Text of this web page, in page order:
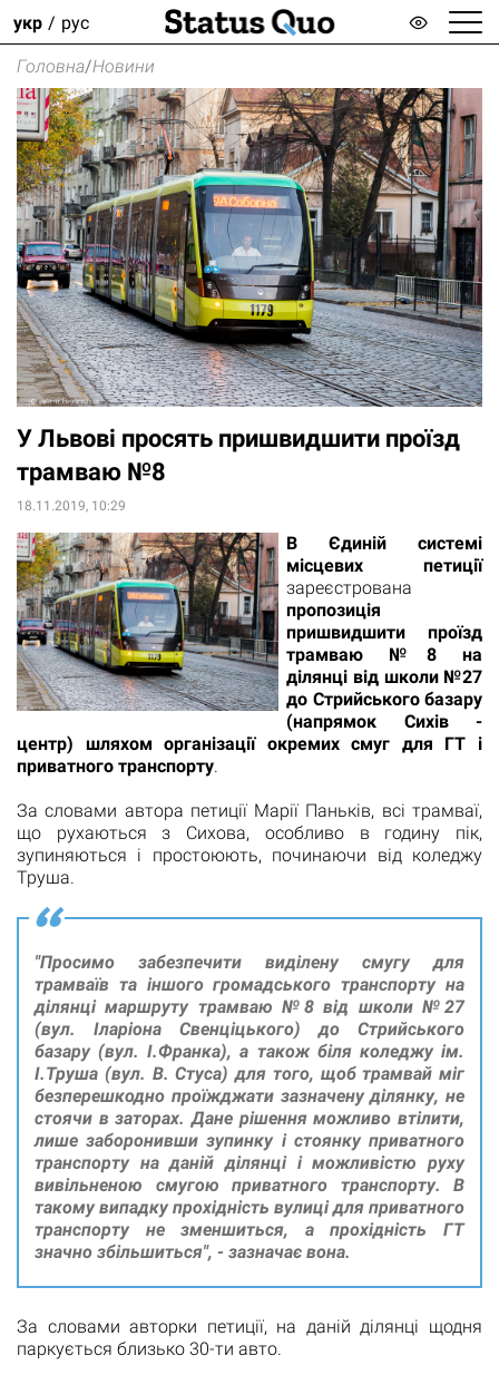
укр рус
Головна/Новини
У Львові просять пришвидшити проїзд
трамваю №8
18.11.2019, 10:29
В Єдиній системі
місцевих петиції
зареєстрована
пропозиція
пришвидшити проїзд
трамваю №8 на
ділянці від школи №27
до Стрийського базару
(напрямок Сихів -
центр) шляхом організації окремих смуг для ГТ і
приватного транспорту.
За словами автора петиції Марії Паньків, всі трамваї,
що рухаються з Сихова, особливо в годину пік,
зупиняються і простоюють, починаючи від коледжу
Труша.
"Просимо забезпечити виділену смугу для
трамваїв та іншого громадського транспорту на
ділянці маршруту трамваю №8 від школи №27
(вул. Іларіона Свенціцького) до Стрийського
базару (вул. І.Франка), а також біля коледжу ім.
І.Труша (вул. В. Стуса) для того, щоб трамвай міг
безперешкодно проїжджати зазначену ділянку, не
стоячи в заторах. Дане рішення можливо втілити,
лише заборонивши зупинку і стоянку приватного
транспорту на даній ділянці і можливістю руху
вивільненою смугою приватного транспорту. В
такому випадку прохідність вулиці для приватного
транспорту не зменшиться, а прохідність ГТ
значно збільшиться", - зазначає вона.
За словами авторки петиції, на даній ділянці щодня
паркується близько 30-ти авто.